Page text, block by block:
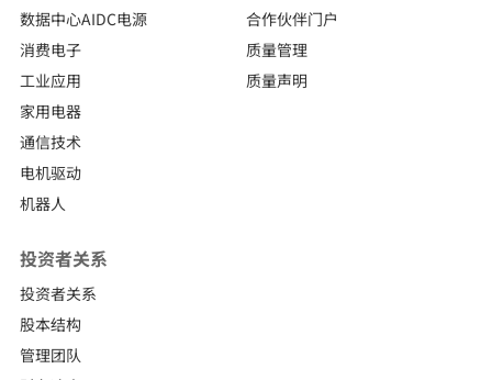
数据中心AIDC电源
消费电子
工业应用
家用电器
通信技术
电机驱动
机器人
合作伙伴门户
质量管理
质量声明
投资者关系
投资者关系
股本结构
管理团队